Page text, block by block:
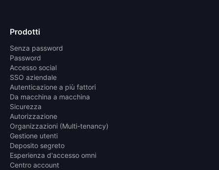
Prodotti
Senza password
Password
Accesso social
SSO aziendale
Autenticazione a più fattori
Da macchina a macchina
Sicurezza
Autorizzazione
Organizzazioni (Multi-tenancy)
Gestione utenti
Deposito segreto
Esperienza d'accesso omni
Centro account